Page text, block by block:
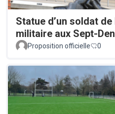
Statue d’un soldat
militaire aux Sept-
Proposition officielle 0